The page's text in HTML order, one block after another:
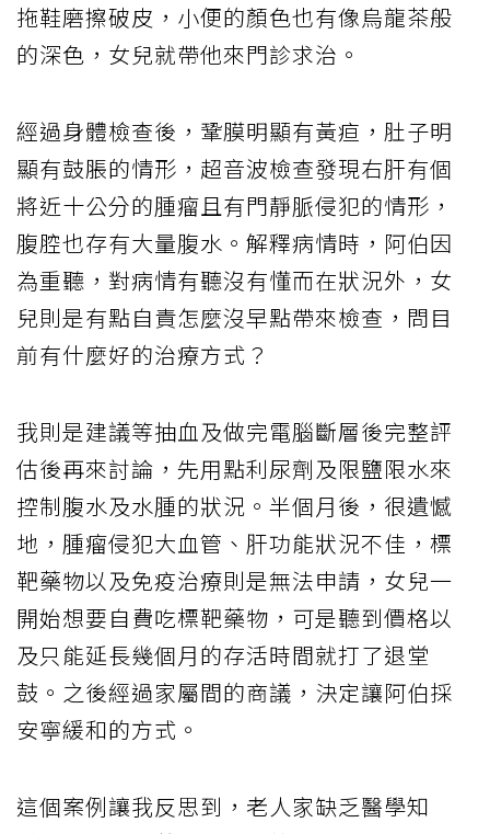
拖鞋磨擦破皮，小便的顏色也有像烏龍茶般
的深色，女兒就帶他來門診求治。
經過身體檢查後，鞏膜明顯有黃疸，肚子明
顯有鼓脹的情形，超音波檢查發現右肝有個
將近十公分的腫瘤且有門靜脈侵犯的情形，
腹腔也存有大量腹水。解釋病情時，阿伯因
為重聽，對病情有聽沒有懂而在狀況外，女
兒則是有點自責怎麼沒早點帶來檢查，問目
前有什麼好的治療方式？
我則是建議等抽血及做完電腦斷層後完整評
估後再來討論，先用點利尿劑及限鹽限水來
控制腹水及水腫的狀況。半個月後，很遺憾
地，腫瘤侵犯大血管、肝功能狀況不佳，標
靶藥物以及免疫治療則是無法申請，女兒一
開始想要自費吃標靶藥物，可是聽到價格以
及只能延長幾個月的存活時間就打了退堂
鼓。之後經過家屬間的商議，決定讓阿伯採
安寧緩和的方式。
這個案例讓我反思到，老人家缺乏醫學知